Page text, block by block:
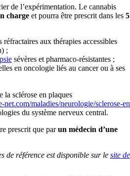
de l’expérimentation. Le cannabis
chargeet pourra être prescrit dans les5
aux thérapies accessibles
;
sévères et pharmaco-résistantes ;
en oncologie liés au cancer ou à ses
la sclérose en plaques
net.com/maladies/neurologie/sclerose-
du système nerveux central.
prescrit que parun médecin d’une
de référence est disponible sur le site de